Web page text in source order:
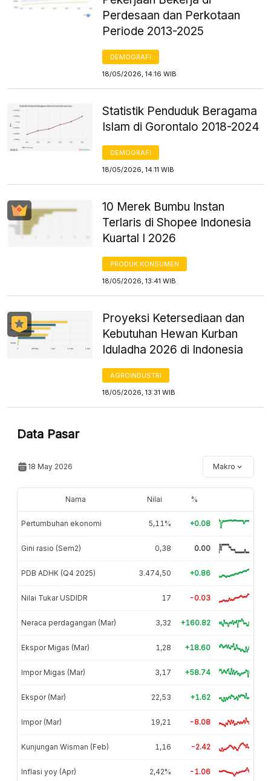
Perdesaan dan Perkotaan
Periode 2013-2025
DEMOGRAFI
18/05/2026, 14:16 WIB
Statistik Penduduk Beragama
Islam di Gorontalo 2018-2024
DEMOGRAFI
18/05/2026, 14:11 WIB
10 Merek Bumbu Instan
Terlaris di Shopee Indonesia
Kuartal I 2026
PRODUK KONSUMEN
18/05/2026, 13:41 WIB
Proyeksi Ketersediaan dan
Kebutuhan Hewan Kurban
Iduladha 2026 di Indonesia
AGROINDUSTRI
18/05/2026, 13:31 WIB
Data Pasar
18 May 2026 Makro
Nama Nilai %
Pertumbuhan ekonomi 5,11% +0.08
Gini rasio (Sem2) 0,38 0.00
PDB ADHK (Q4 2025) 3.474,50 +0.86
Nilai Tukar USDIDR 17 -0.03
Neraca perdagangan (Mar) 3,32 +160.82
Ekspor Migas (Mar) 1,28 +18.60
Impor Migas (Mar) 3,17 +58.74
Ekspor (Mar) 22,53 +1.62
Impor (Mar) 19,21 -8.08
Kunjungan Wisman (Feb) 1,16 -2.42
Inflasi yoy (Apr) 2,42% -1.06